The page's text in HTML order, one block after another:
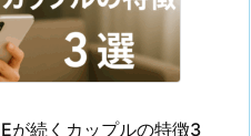
が続くカップルの特徴3